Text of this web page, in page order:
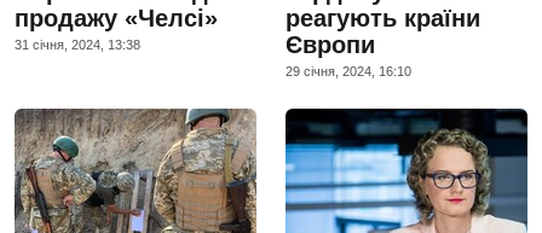
продажу «Челсі»
31 сiчня, 2024, 13:38
реагують країни
Європи
29 сiчня, 2024, 16:10